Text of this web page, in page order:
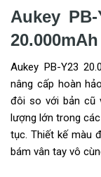
Aukey
Aukey PB-Y23
nâng cấp hoàn
đôi so với bản cũ
lượng lớn trong
tục. Thiết kế màu
bám vân tay vô